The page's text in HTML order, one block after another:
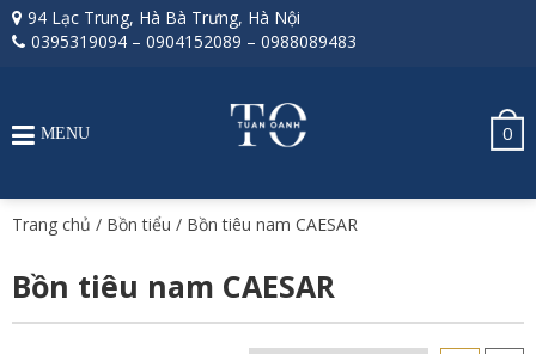
94 Lạc Trung, Hà Bà Trưng, Hà Nội
0395319094 – 0904152089 – 0988089483
0
MENU
Trang chủ / Bồn tiểu / Bồn tiêu nam CAESAR
Bồn tiêu nam CAESAR